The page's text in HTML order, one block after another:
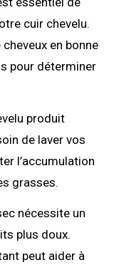
cuir chevelu.
en bonne
pour déterminer
produit
de laver vos
l’accumulation
grasses.
nécessite un
plus doux.
peut aider à